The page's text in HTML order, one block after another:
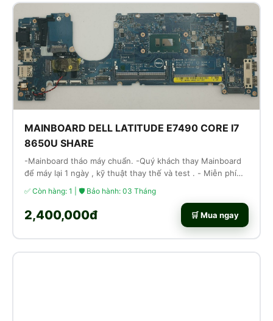
MAINBOARD DELL LATITUDE E7490 CORE I7
8650U SHARE
-Mainboard tháo máy chuẩn. -Quý khách thay Mainboard
để máy lại 1 ngày , kỹ thuật thay thế và test . - Miễn phí
công thay thế lắp ráp
✅ Còn hàng: 1 | 🛡 Bảo hành: 03 Tháng
2,400,000đ 🛒 Mua ngay